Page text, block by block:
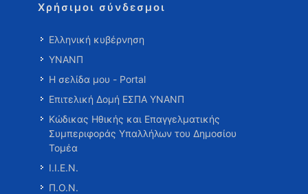
Χρήσιμοι σύνδεσμοι
Ελληνική κυβέρνηση
ΥΝΑΝΠ
Η σελίδα μου - Portal
Επιτελική Δομή ΕΣΠΑ ΥΝΑΝΠ
Κώδικας Ηθικής και Επαγγελματικής
Συμπεριφοράς Υπαλλήλων του Δημοσίου
Τομέα
Ι.Ι.Ε.Ν.
Π.Ο.Ν.